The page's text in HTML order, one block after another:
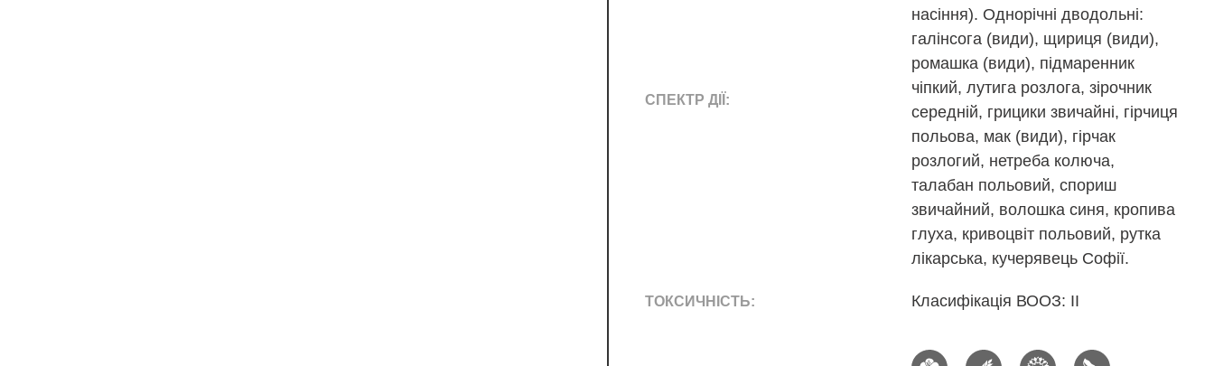
СПЕКТР ДІЇ:
насіння). Однорічні дводольні:
галінсога (види), щириця (види),
ромашка (види), підмаренник
чіпкий, лутига розлога, зірочник
середній, грицики звичайні, гірчиця
польова, мак (види), гірчак
розлогий, нетреба колюча,
талабан польовий, спориш
звичайний, волошка синя, кропива
глуха, кривоцвіт польовий, рутка
лікарська, кучерявець Софії.
ТОКСИЧНІСТЬ: Класифікація ВООЗ: II